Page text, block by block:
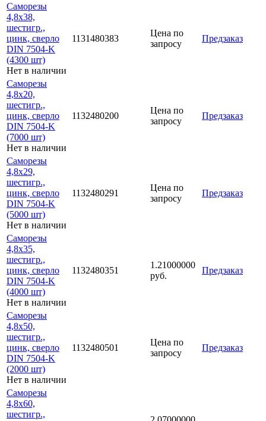
Саморезы
4,8х38,
шестигр.,
цинк, сверло
DIN 7504-K
(4300 шт)
Нет в наличии
1131480383
Цена по
запросу
Предзаказ
Саморезы
4,8х20,
шестигр.,
цинк, сверло
DIN 7504-K
(7000 шт)
Нет в наличии
1132480200
Цена по
запросу
Предзаказ
Саморезы
4,8х29,
шестигр.,
цинк, сверло
DIN 7504-K
(5000 шт)
Нет в наличии
1132480291
Цена по
запросу
Предзаказ
Саморезы
4,8х35,
шестигр.,
цинк, сверло
DIN 7504-K
(4000 шт)
Нет в наличии
1132480351
1.21000000
руб.
Предзаказ
Саморезы
4,8х50,
шестигр.,
цинк, сверло
DIN 7504-K
(2000 шт)
Нет в наличии
1132480501
Цена по
запросу
Предзаказ
Саморезы
4,8х60,
шестигр.,